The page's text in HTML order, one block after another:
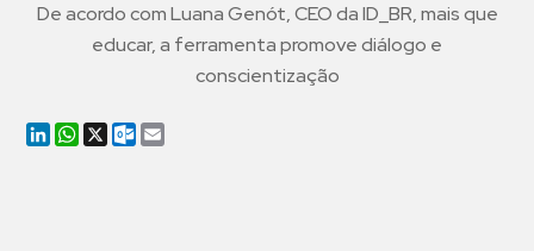
De acordo com Luana Genót, CEO da ID_BR, mais que
educar, a ferramenta promove diálogo e
conscientização
LinkedIn
WhatsApp
X Outlook.com